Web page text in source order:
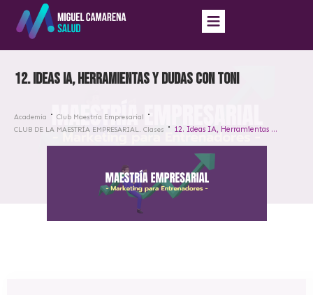
12. Ideas IA, Herramientas y dudas con Toni
Academia
Club Maestría Empresarial
CLUB DE LA MAESTRÍA EMPRESARIAL. Clases
12. Ideas IA, Herramientas y dudas con Toni